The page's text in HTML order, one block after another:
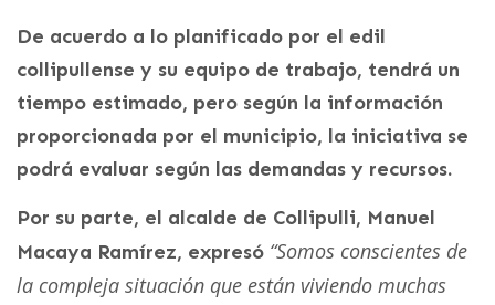
De acuerdo a lo planificado por el edil
collipullense y su equipo de trabajo, tendrá un
tiempo estimado, pero según la información
proporcionada por el municipio, la iniciativa se
podrá evaluar según las demandas y recursos.
Por su parte, el alcalde de Collipulli, Manuel
Macaya Ramírez, expresó “Somos conscientes de
la compleja situación que están viviendo muchas